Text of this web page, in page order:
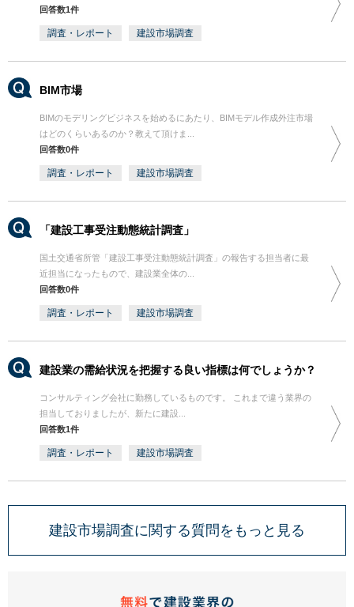
回答数1件
調査・レポート 建設市場調査
BIM市場
BIMのモデリングビジネスを始めるにあたり、BIMモデル作成外注市場
はどのくらいあるのか？教えて頂けま...
回答数0件
調査・レポート 建設市場調査
「建設工事受注動態統計調査」
国土交通省所管「建設工事受注動態統計調査」の報告する担当者に最
近担当になったもので、建設業全体の...
回答数0件
調査・レポート 建設市場調査
建設業の需給状況を把握する良い指標は何でしょうか？
コンサルティング会社に勤務しているものです。 これまで違う業界の
担当しておりましたが、新たに建設...
回答数1件
調査・レポート 建設市場調査
建設市場調査に関する質問をもっと見る